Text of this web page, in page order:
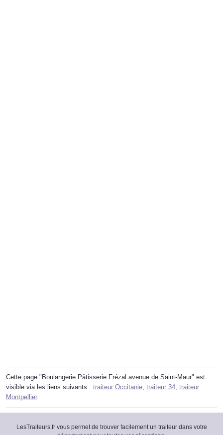
Cette page "Boulangerie Pâtisserie Frézal avenue de Saint-Maur" est
visible via les liens suivants : traiteur Occitanie, traiteur 34, traiteur
Montpellier.
LesTraiteurs.fr vous permet de trouver facilement un traiteur dans votre